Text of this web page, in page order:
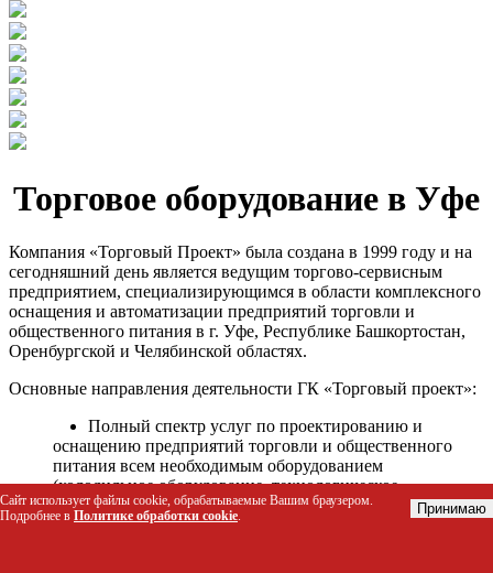
Торговое оборудование в Уфе
Компания «Торговый Проект» была создана в 1999 году и на
сегодняшний день является ведущим торгово-сервисным
предприятием, специализирующимся в области комплексного
оснащения и автоматизации предприятий торговли и
общественного питания в г. Уфе, Республике Башкортостан,
Оренбургской и Челябинской областях.
Основные направления деятельности ГК «Торговый проект»:
Полный спектр услуг по проектированию и
оснащению предприятий торговли и общественного
питания всем необходимым оборудованием
(холодильное оборудование, технологическое
оборудование, стеллажное оборудование и т.д.);
Автоматизация торговых процессов и внедрения
Сайт использует файлы cookie, обрабатываемые Вашим браузером.
Подробнее в Политике обработки cookie. Принимаю